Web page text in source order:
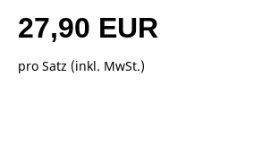
27,90 EUR
pro Satz (inkl. MwSt.)